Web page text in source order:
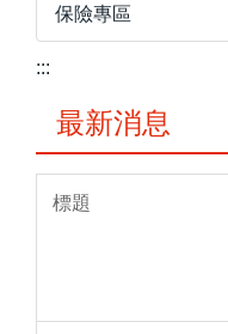
保險專區
:::
最新消息